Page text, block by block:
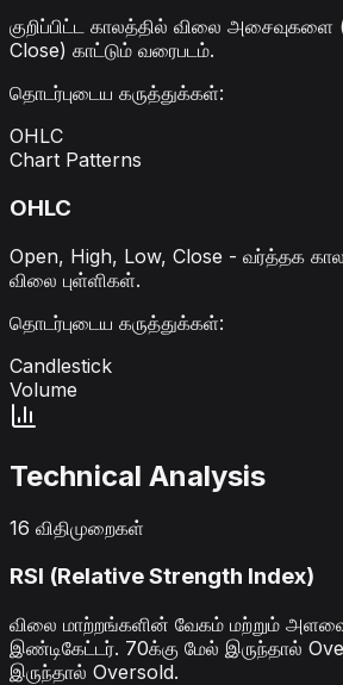
குறிப்பிட்ட காலத்தில் விலை
Close) காட்டும் வரைபடம்.
தொடர்புடைய கருத்துக்கள்:
OHLC
Chart Patterns
OHLC
Open, High, Low, Close - வர்த்தக
விலை புள்ளிகள்.
தொடர்புடைய கருத்துக்கள்:
Candlestick
Volume
Technical Analysis
16 விதிமுறைகள்
RSI (Relative Strength Index)
விலை மாற்றங்களின் வேகம் மற்றும்
இண்டிகேட்டர். 70க்கு மேல் இருந்தால்
இருந்தால் Oversold.